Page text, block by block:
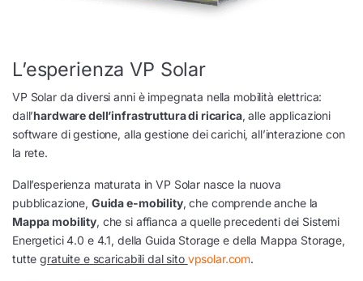
L’esperienza VP Solar
VP Solar da diversi anni è impegnata nella mobilità elettrica:
dall’hardware dell’infrastruttura di ricarica, alle applicazioni
software di gestione, alla gestione dei carichi, all’interazione con
la rete.
Dall’esperienza maturata in VP Solar nasce la nuova
pubblicazione, Guida e-mobility, che comprende anche la
Mappa mobility, che si affianca a quelle precedenti dei Sistemi
Energetici 4.0 e 4.1, della Guida Storage e della Mappa Storage,
tuttegratuite e scaricabili dal sito vpsolar.com.